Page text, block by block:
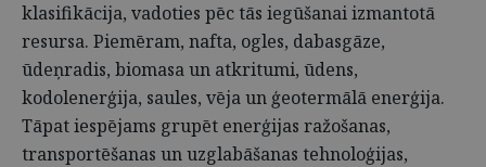
klasifikācija, vadoties pēc tās iegūšanai izmantotā
resursa. Piemēram, nafta, ogles, dabasgāze,
ūdeņradis, biomasa un atkritumi, ūdens,
kodolenerģija, saules, vēja un ģeotermālā enerģija.
Tāpat iespējams grupēt enerģijas ražošanas,
transportēšanas un uzglabāšanas tehnoloģijas,